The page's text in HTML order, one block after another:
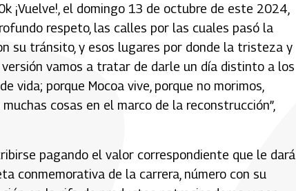
¡Vuelve!, el domingo 13 de octubre de este 2024,
respeto, las calles por las cuales pasó la
su tránsito, y esos lugares por donde la tristeza y
vamos a tratar de darle un día distinto a los
vida; porque Mocoa vive, porque no morimos,
cosas en el marco de la reconstrucción”,
pagando el valor correspondiente que le dará
conmemorativa de la carrera, número con su